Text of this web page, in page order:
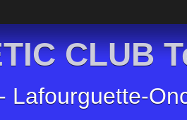
CLUB
Lafourguette-